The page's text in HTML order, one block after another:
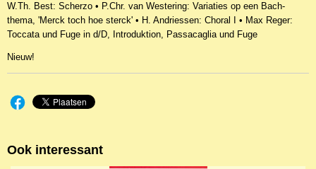
W.Th. Best: Scherzo • P.Chr. van Westering: Variaties op een Bach-
thema, 'Merck toch hoe sterck' • H. Andriessen: Choral I • Max Reger:
Toccata und Fuge in d/D, Introduktion, Passacaglia und Fuge
Nieuw!
Ook interessant